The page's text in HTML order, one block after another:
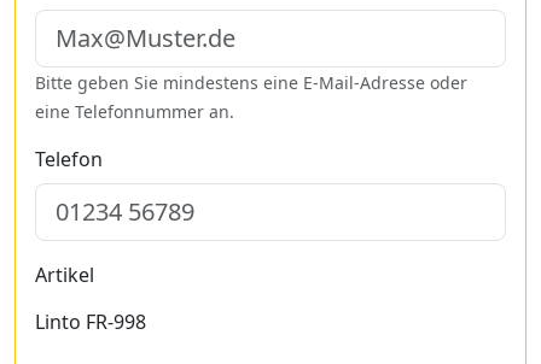
Bitte geben Sie mindestens eine E-Mail-Adresse oder
eine Telefonnummer an.
Telefon
Artikel
Linto FR-998